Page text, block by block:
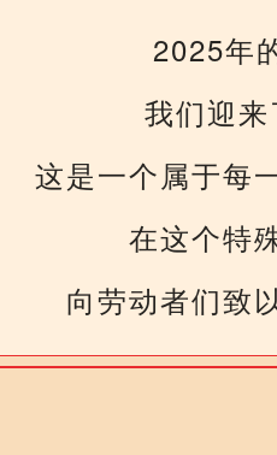
2025年
我们迎
这是一个属于每
在这个特
向劳动者们致